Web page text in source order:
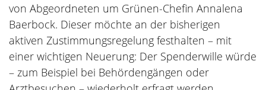
von Abgeordneten um Grünen-Chefin Annalena
Baerbock. Dieser möchte an der bisherigen
aktiven Zustimmungsregelung festhalten – mit
einer wichtigen Neuerung: Der Spenderwille würde
– zum Beispiel bei Behördengängen oder